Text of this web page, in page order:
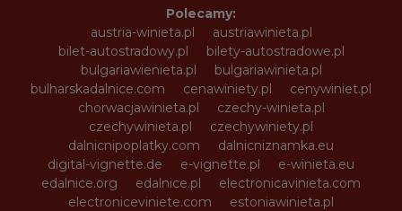
Polecamy:
austria-winieta.pl
austriawinieta.pl
bilet-autostradowy.pl
bilety-autostradowe.pl
bulgariawienieta.pl
bulgariawinieta.pl
bulharskadalnice.com
cenawiniety.pl
cenywiniet.pl
chorwacjawinieta.pl
czechy-winieta.pl
czechywinieta.pl
czechywiniety.pl
dalnicnipoplatky.com
dalnicniznamka.eu
digital-vignette.de
e-vignette.pl
e-winieta.eu
edalnice.org
edalnice.pl
electronicavinieta.com
electroniceviniete.com
estoniawinieta.pl